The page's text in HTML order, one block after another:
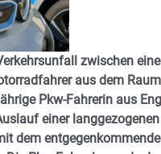
zwischen
aus dem
Pkw-Fahrerin aus
einer
dem